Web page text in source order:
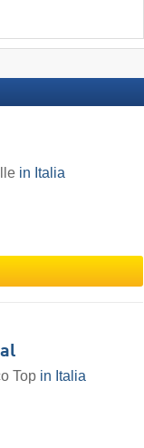
in Italia
Top in Italia